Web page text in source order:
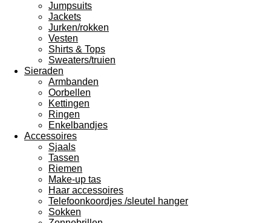
Jumpsuits
Jackets
Jurken/rokken
Vesten
Shirts & Tops
Sweaters/truien
Sieraden
Armbanden
Oorbellen
Kettingen
Ringen
Enkelbandjes
Accessoires
Sjaals
Tassen
Riemen
Make-up tas
Haar accessoires
Telefoonkoordjes /sleutel hanger
Sokken